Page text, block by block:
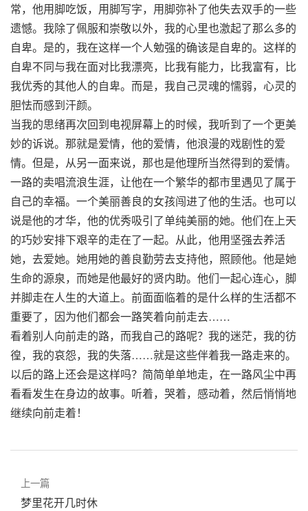
常，他用脚吃饭，用脚写字，用脚弥补了他失去双手的一些
遗憾。我除了佩服和崇敬以外，我的心里也激起了那么多的
自卑。是的，我在这样一个人勉强的确该是自卑的。这样的
自卑不同与我在面对比我漂亮，比我有能力，比我富有，比
我优秀的其他人的自卑。而是，我自己灵魂的懦弱，心灵的
胆怯而感到汗颜。
当我的思绪再次回到电视屏幕上的时候，我听到了一个更美
妙的诉说。那就是爱情，他的爱情，他浪漫的戏剧性的爱
情。但是，从另一面来说，那也是他理所当然得到的爱情。
一路的卖唱流浪生涯，让他在一个繁华的都市里遇见了属于
自己的幸福。一个美丽善良的女孩闯进了他的生活。也可以
说是他的才华，他的优秀吸引了单纯美丽的她。他们在上天
的巧妙安排下艰辛的走在了一起。从此，他用坚强去养活
她，去爱她。她用她的善良勤劳去支持他，照顾他。他是她
生命的源泉，而她是他最好的贤内助。他们一起心连心，脚
并脚走在人生的大道上。前面面临着的是什么样的生活都不
重要了，因为他们都会一路笑着向前走去……
看着别人向前走的路，而我自己的路呢？我的迷茫，我的彷
徨，我的哀怨，我的失落……就是这些伴着我一路走来的。
以后的路上还会是这样吗？简简单单地走，在一路风尘中再
看看发生在身边的故事。听着，哭着，感动着，然后悄悄地
继续向前走着！
上一篇
梦里花开几时休